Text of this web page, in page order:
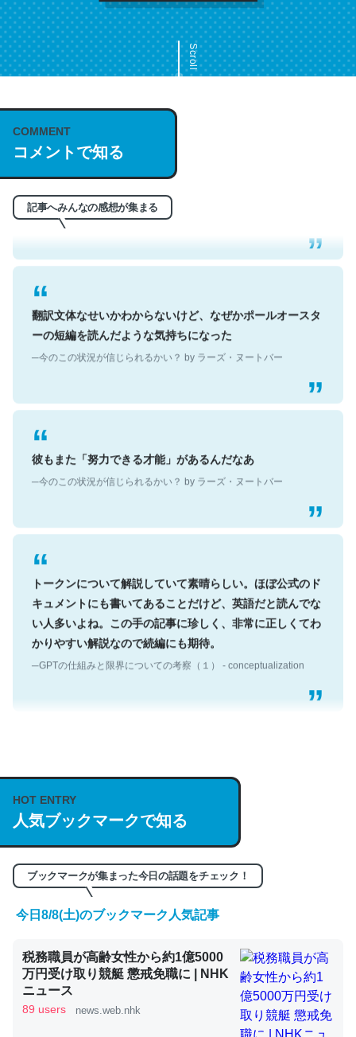
Scroll
COMMENT
コメントで知る
記事へみんなの感想が集まる
これは名文。彼はとてもクレバーなんだろうなと凄く思
う。英語少しでも読める人は原文もお勧め。自分はこの流
─今のこの状況が信じられるかい？ by ラーズ・ヌートバー
翻訳文体なせいかわからないけど、なぜかポールオースタ
ーの短編を読んだような気持ちになった
─今のこの状況が信じられるかい？ by ラーズ・ヌートバー
彼もまた「努力できる才能」があるんだなあ
─今のこの状況が信じられるかい？ by ラーズ・ヌートバー
トークンについて解説していて素晴らしい。ほぼ公式のド
キュメントにも書いてあることだけど、英語だと読んでな
い人多いよね。この手の記事に珍しく、非常に正しくてわ
かりやすい解説なので続編にも期待。
─GPTの仕組みと限界についての考察（１） - conceptualization
説してる記事が少ないので貴重な良記事。/続編来た
https://isobe324649.hatenablog.com/entry/2023/03/27
/064121
─GPTの仕組みと限界についての考察（１） - conceptualization
くらい。小説でいう「ずっと前の伏線」は回収されないけ
ど、短期記憶というには多い分量。進化すればするほど分
かりやすく強くなりそう
─GPTの仕組みと限界についての考察（１） - conceptualization
HOT ENTRY
人気ブックマークで知る
ブックマークが集まった今日の話題をチェック！
今日8/8(土)のブックマーク人気記事
税務職員が高齢女性から約1億5000
万円受け取り競艇 懲戒免職に | NHK
ニュース
89 users news.web.nhk